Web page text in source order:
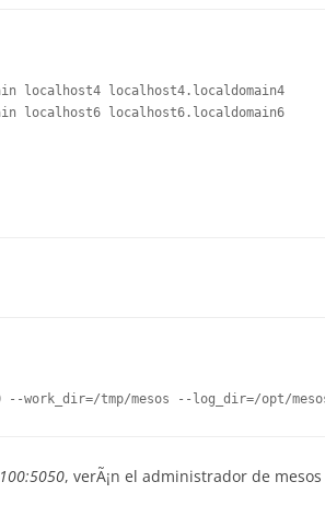
localhost4 localhost4.localdomain4
localhost6.localdomain6
, verÃ¡n el administrador de mesos